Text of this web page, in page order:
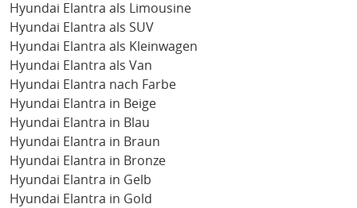
Hyundai Elantra als Limousine
Hyundai Elantra als SUV
Hyundai Elantra als Kleinwagen
Hyundai Elantra als Van
Hyundai Elantra nach Farbe
Hyundai Elantra in Beige
Hyundai Elantra in Blau
Hyundai Elantra in Braun
Hyundai Elantra in Bronze
Hyundai Elantra in Gelb
Hyundai Elantra in Gold